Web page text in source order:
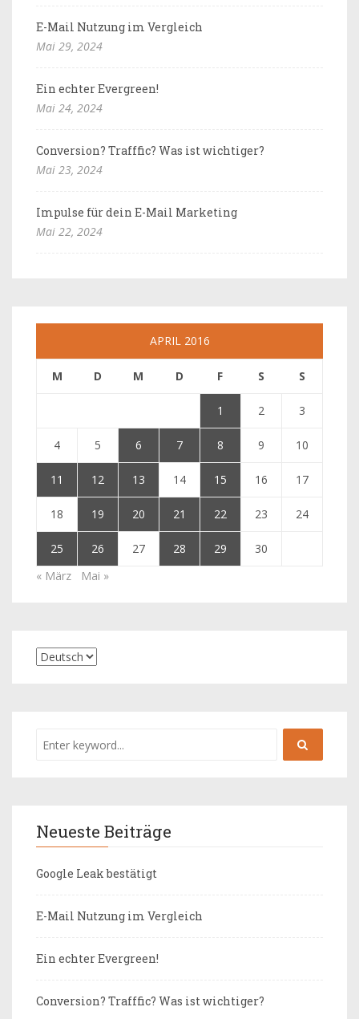
E-Mail Nutzung im Vergleich
Mai 29, 2024
Ein echter Evergreen!
Mai 24, 2024
Conversion? Trafffic? Was ist wichtiger?
Mai 23, 2024
Impulse für dein E-Mail Marketing
Mai 22, 2024
APRIL 2016
M D M D F S S
1 2 3
4 5 6 7 8 9 10
11 12 13 14 15 16 17
18 19 20 21 22 23 24
25 26 27 28 29
30
« März
Mai »
Neueste Beiträge
Google Leak bestätigt
E-Mail Nutzung im Vergleich
Ein echter Evergreen!
Conversion? Trafffic? Was ist wichtiger?